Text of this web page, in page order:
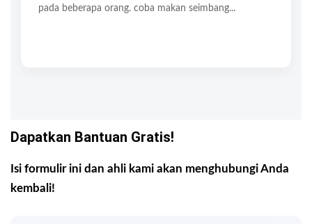
pada beberapa orang. coba makan seimbang...
Dapatkan Bantuan Gratis!
Isi formulir ini dan ahli kami akan menghubungi Anda
kembali!